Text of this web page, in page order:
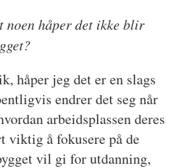
noen håper det ikke blir
håper jeg det er en slags
endrer det seg når
arbeidsplassen deres
viktig å fokusere på de
vil gi for utdanning,